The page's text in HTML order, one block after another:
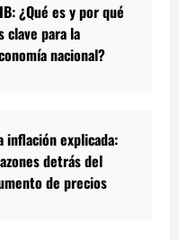
¿Qué es y por qué
clave para la
nacional?
inflación explicada:
detrás del
de precios